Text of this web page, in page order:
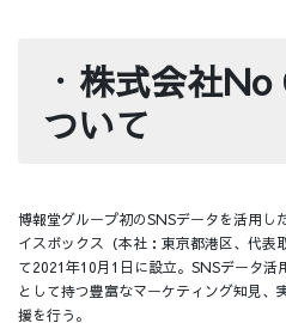
・ 株式会社No
ついて
博報堂グループ初のSNSデータを活用し
イスボックス（本社：東京都港区、代表
て2021年10月1日に設立。SNSデータ活
として持つ豊富なマーケティング知見、
援を行う。